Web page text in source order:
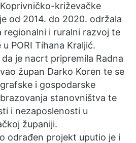
križevačke
od 2014. do 2020. održala
regionalni i ruralni razvoj te
PORI Tihana Kraljić.
je nacrt pripremila Radna
župan Darko Koren te se
i gospodarske
stanovništva te
i nezaposlenosti u
županiji.
odrađen projekt uputio je i